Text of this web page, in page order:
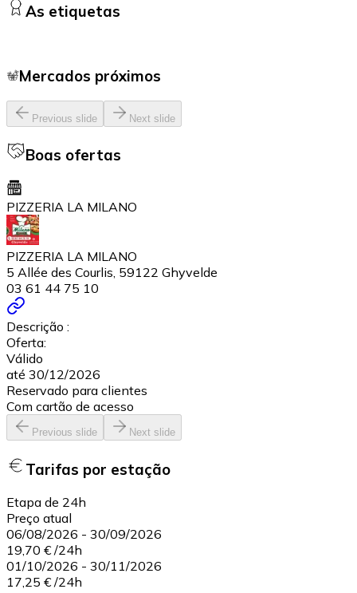
As etiquetas
Mercados próximos
Previous slide Next slide
Boas ofertas
PIZZERIA LA MILANO
PIZZERIA LA MILANO
5 Allée des Courlis, 59122 Ghyvelde
03 61 44 75 10
Descrição :
Oferta:
Válido
até 30/12/2026
Reservado para clientes
Com cartão de acesso
Previous slide Next slide
Tarifas por estação
Etapa de 24h
Preço atual
06/08/2026 - 30/09/2026
19,70 € /24h
01/10/2026 - 30/11/2026
17,25 € /24h